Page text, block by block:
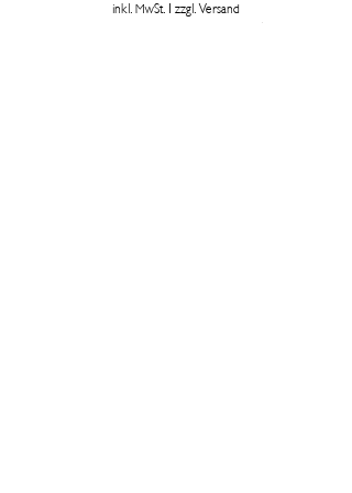
inkl. MwSt.| zzgl. Versand